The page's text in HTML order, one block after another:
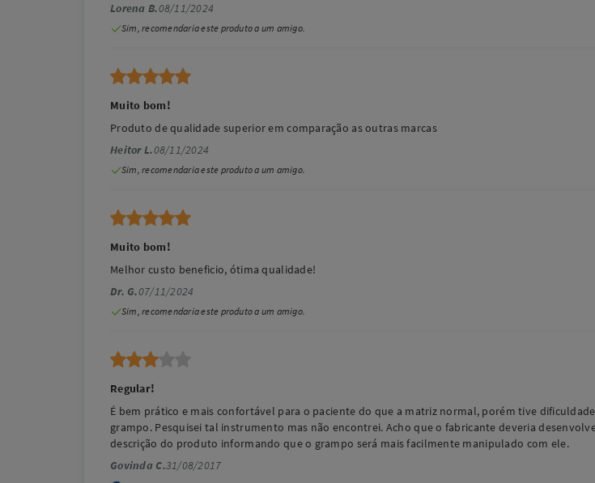
Lorena B.08/11/2024
Sim, recomendaria este produto a um amigo.
Muito bom!
Produto de qualidade superior em comparação as outras marcas
Heitor L.08/11/2024
Sim, recomendaria este produto a um amigo.
Muito bom!
Melhor custo beneficio, ótima qualidade!
Dr. G.07/11/2024
Sim, recomendaria este produto a um amigo.
Regular!
É bem prático e mais confortável para o paciente do que a matriz normal, porém tive
grampo. Pesquisei tal instrumento mas não encontrei. Acho que o fabricante deveria
descrição do produto informando que o grampo será mais facilmente manipulado com ele.
Govinda C.31/08/2017